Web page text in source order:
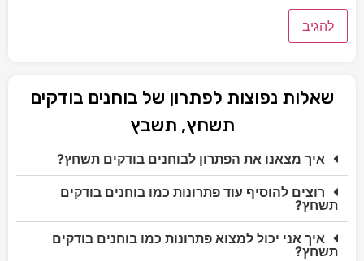
שאלות נפוצות לפתרון של בוחנים בודקים
תשחץ, תשבץ
איך מצאנו את הפתרון לבוחנים בודקים תשחץ?
רוצים להוסיף עוד פתרונות כמו בוחנים בודקים
תשחץ?
איך אני יכול למצוא פתרונות כמו בוחנים בודקים
תשחץ?